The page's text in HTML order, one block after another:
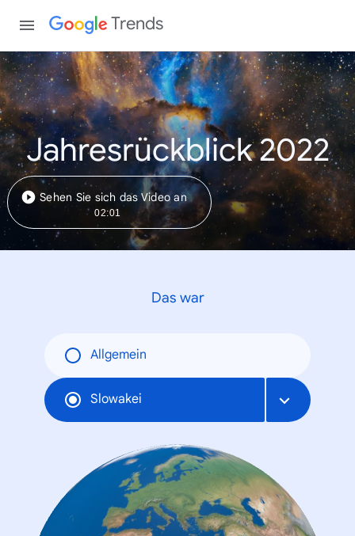
Trends
Jahresrückblick 2022
Sehen Sie sich das Video an
02:01
Das war
Allgemein
Slowakei